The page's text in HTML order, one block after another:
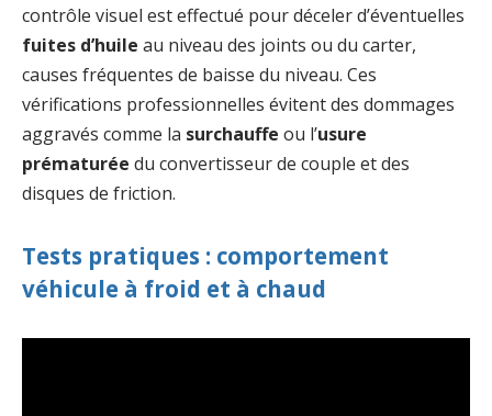
contrôle visuel est effectué pour déceler d’éventuelles
fuites d’huile au niveau des joints ou du carter,
causes fréquentes de baisse du niveau. Ces
vérifications professionnelles évitent des dommages
aggravés comme la surchauffe ou l’usure
prématurée du convertisseur de couple et des
disques de friction.
Tests pratiques : comportement
véhicule à froid et à chaud